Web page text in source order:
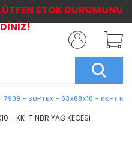
7909 - SUPTEX - 63X88X10 - KK-T
STOK DURUMUNU